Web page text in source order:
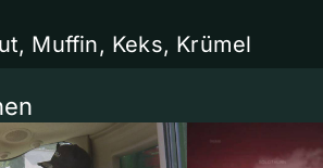
Muffin, Keks, Krümel